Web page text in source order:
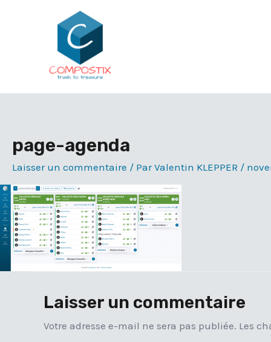
page-agenda
Laisser un commentaire / ParValentin KLEPPER /
Laisser un commentaire
Votre adresse e-mail ne sera pas publiée. Les